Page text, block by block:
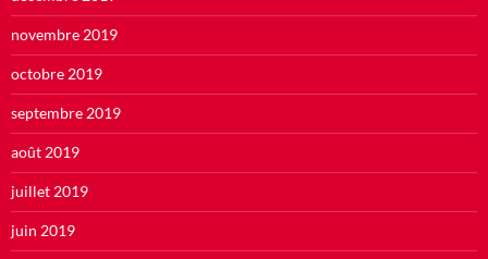
novembre 2019
octobre 2019
septembre 2019
août 2019
juillet 2019
juin 2019